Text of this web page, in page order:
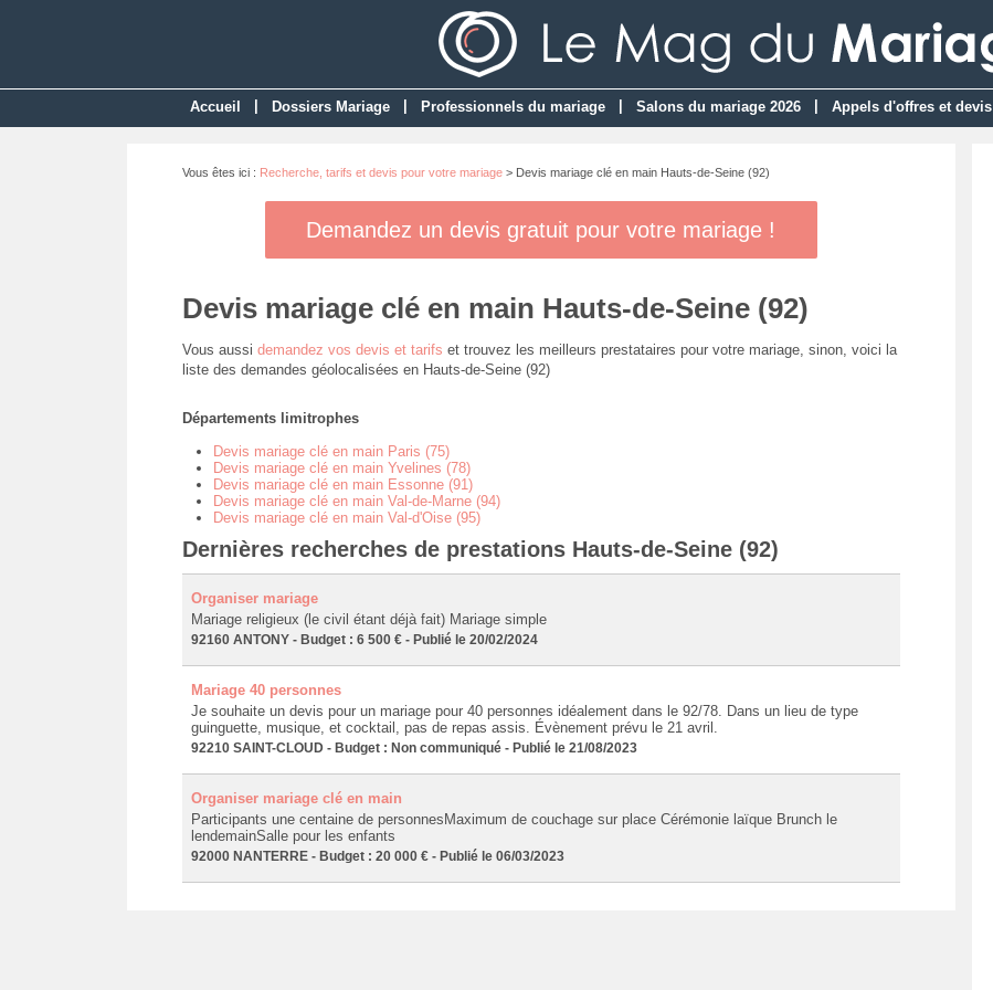
Accueil Dossiers Mariage Professionnels du mariage Salons du mariage 2026 Appels d'offres et devis
Vous êtes ici : Recherche, tarifs et devis pour votre mariage> Devis mariage clé en main Hauts-de-Seine (92)
Demandez un devis gratuit pour votre mariage !
Devis mariage clé en main Hauts-de-Seine (92)
Vous aussi demandez vos devis et tarifs et trouvez les meilleurs prestataires pour votre mariage, sinon, voici la
liste des demandes géolocalisées en Hauts-de-Seine (92)
Départements limitrophes
Devis mariage clé en main Paris (75)
Devis mariage clé en main Yvelines (78)
Devis mariage clé en main Essonne (91)
Devis mariage clé en main Val-de-Marne (94)
Devis mariage clé en main Val-d'Oise (95)
Dernières recherches de prestations Hauts-de-Seine (92)
Organiser mariage
Mariage religieux (le civil étant déjà fait) Mariage simple
92160 ANTONY - Budget : 6 500 € - Publié le 20/02/2024
Mariage 40 personnes
Je souhaite un devis pour un mariage pour 40 personnes idéalement dans le 92/78. Dans un lieu de type
guinguette, musique, et cocktail, pas de repas assis. Évènement prévu le 21 avril.
92210 SAINT-CLOUD - Budget : Non communiqué - Publié le 21/08/2023
Organiser mariage clé en main
Participants une centaine de personnesMaximum de couchage sur place Cérémonie laïque Brunch le
lendemainSalle pour les enfants
92000 NANTERRE - Budget : 20 000 € - Publié le 06/03/2023